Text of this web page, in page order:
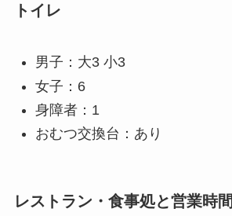
トイレ
男子：大3 小3
女子：6
身障者：1
おむつ交換台：あり
レストラン・食事処と営業時間